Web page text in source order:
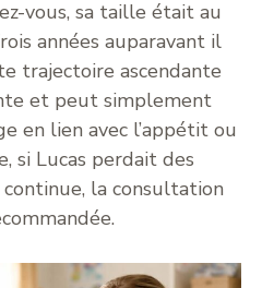
vous, sa taille était au
années auparavant il
trajectoire ascendante
et peut simplement
en lien avec l’appétit ou
si Lucas perdait des
la consultation